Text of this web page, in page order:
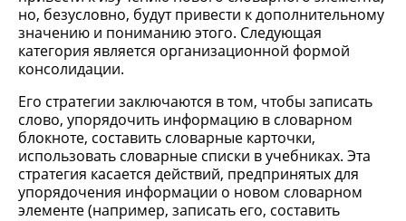
но, безусловно, будут привести к дополнительному
значению и пониманию этого. Следующая
категория является организационной формой
консолидации.
Его стратегии заключаются в том, чтобы записать
слово, упорядочить информацию в словарном
блокноте, составить словарные карточки,
использовать словарные списки в учебниках. Эта
стратегия касается действий, предпринятых для
упорядочения информации о новом словарном
элементе (например, записать его, составить